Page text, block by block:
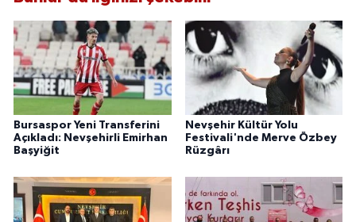
Bursaspor Yeni Transferini
Açıkladı: Nevşehirli Emirhan
Başyiğit
Nevşehir Kültür Yolu
Festivali'nde Merve Özbey
Rüzgârı